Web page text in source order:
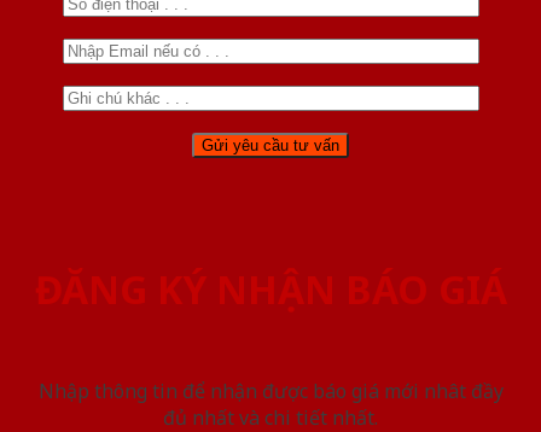
ĐĂNG KÝ NHẬN BÁO GIÁ
Nhập thông tin để nhận được báo giá mới nhât đầy
đủ nhất và chi tiết nhất.